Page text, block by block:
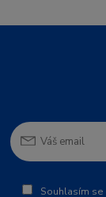
Souhlasím se